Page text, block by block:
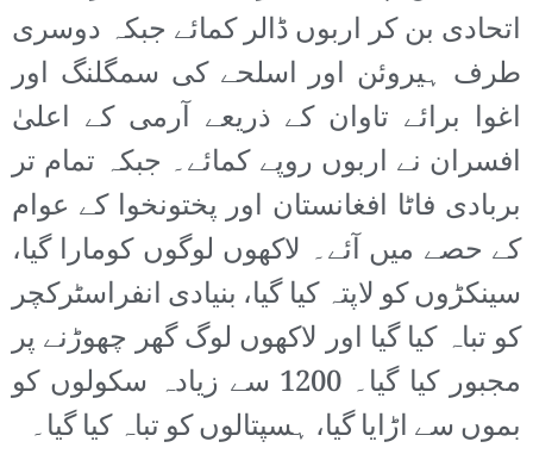
اتحادی بن کر اربوں ڈالر کمائے جبکہ دوسری
طرف ہیروئن اور اسلحے کی سمگلنگ اور
اغوا برائے تاوان کے ذریعے آرمی کے اعلیٰ
افسران نے اربوں روپے کمائے۔ جبکہ تمام تر
بربادی فاٹا افغانستان اور پختونخوا کے عوام
کے حصے میں آئے۔ لاکھوں لوگوں کومارا گیا،
سینکڑوں کو لاپتہ کیا گیا، بنیادی انفراسٹرکچر
کو تباہ کیا گیا اور لاکھوں لوگ گھر چھوڑنے پر
مجبور کیا گیا۔ 1200 سے زیادہ سکولوں کو
بموں سے اڑایا گیا، ہسپتالوں کو تباہ کیا گیا۔